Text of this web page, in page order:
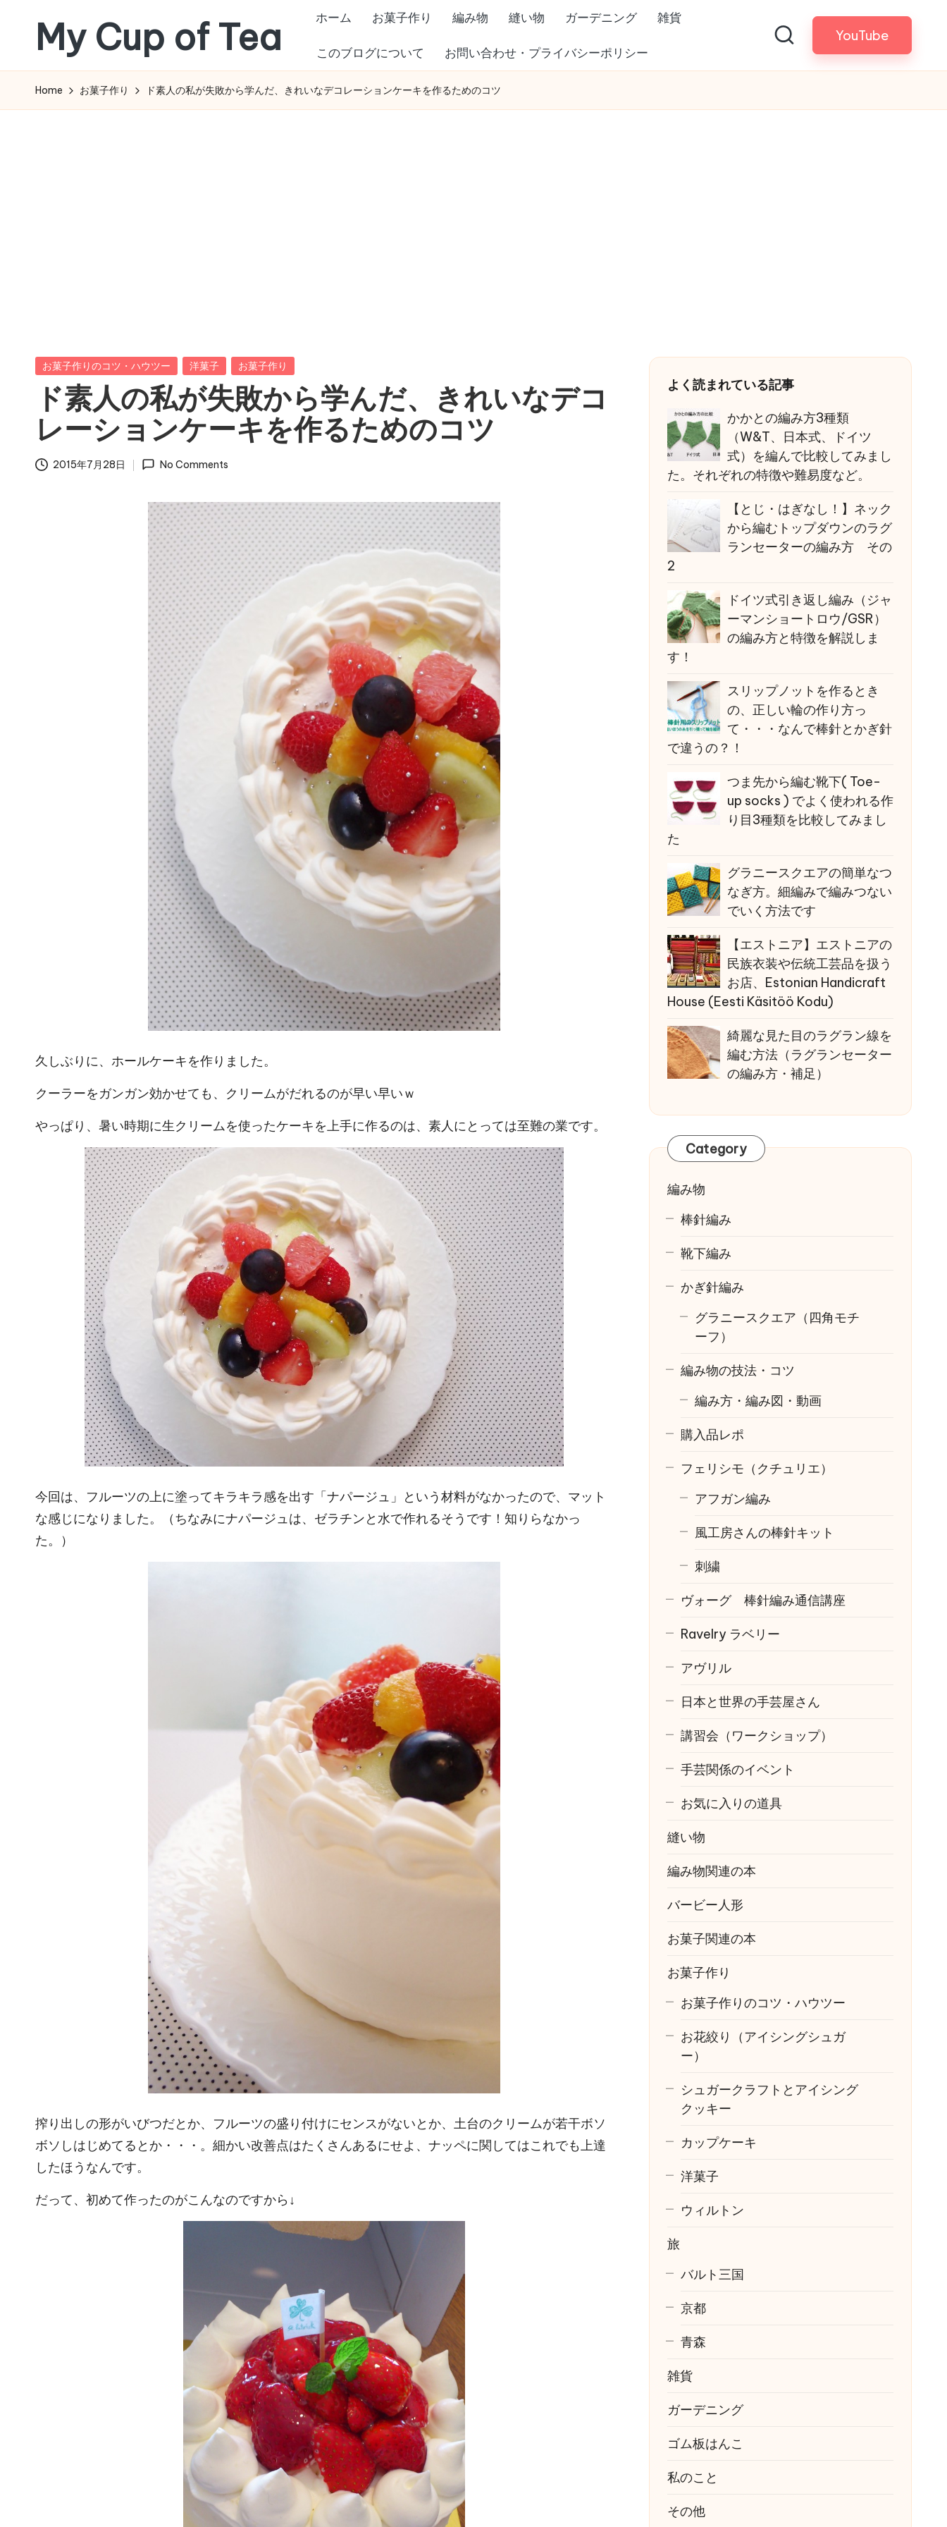
content
My Cup of Tea ホーム お菓子作り 編み物 縫い物 ガーデニング 雑貨
このブログについて お問い合わせ・プライバシーポリシー
YouTube
Home お菓子作り ド素人の私が失敗から学んだ、きれいなデコレーションケーキを作るためのコツ
Posted
お菓子作りのコツ・ハウツー 洋菓子 お菓子作り
ド素人の私が失敗から学んだ、きれいなデコ
レーションケーキを作るためのコツ
2015年7月28日 No Comments
久しぶりに、ホールケーキを作りました。
クーラーをガンガン効かせても、クリームがだれるのが早い早いｗ
やっぱり、暑い時期に生クリームを使ったケーキを上手に作るのは、素人にとっては至難の業です。
今回は、フルーツの上に塗ってキラキラ感を出す「ナパージュ」という材料がなかったので、マット
な感じになりました。（ちなみにナパージュは、ゼラチンと水で作れるそうです！知りらなかっ
た。）
搾り出しの形がいびつだとか、フルーツの盛り付けにセンスがないとか、土台のクリームが若干ボソ
ボソしはじめてるとか・・・。細かい改善点はたくさんあるにせよ、ナッペに関してはこれでも上達
したほうなんです。
だって、初めて作ったのがこんなのですから↓
よく読まれている記事
かかとの編み方3種類
（W&T、日本式、ドイツ
式）を編んで比較してみまし
た。それぞれの特徴や難易度など。
【とじ・はぎなし！】ネック
から編むトップダウンのラグ
ランセーターの編み方 その
2
ドイツ式引き返し編み（ジャ
ーマンショートロウ/GSR）
の編み方と特徴を解説しま
す！
スリップノットを作るとき
の、正しい輪の作り方っ
て・・・なんで棒針とかぎ針
で違うの？！
つま先から編む靴下( Toe-
up socks ) でよく使われる作
り目3種類を比較してみまし
た
グラニースクエアの簡単なつ
なぎ方。細編みで編みつない
でいく方法です
【エストニア】エストニアの
民族衣装や伝統工芸品を扱う
お店、Estonian Handicraft
House (Eesti Käsitöö Kodu)
綺麗な見た目のラグラン線を
編む方法（ラグランセーター
の編み方・補足）
Category
編み物
棒針編み
靴下編み
かぎ針編み
グラニースクエア（四角モチ
ーフ）
編み物の技法・コツ
編み方・編み図・動画
購入品レポ
フェリシモ（クチュリエ）
アフガン編み
風工房さんの棒針キット
刺繍
ヴォーグ 棒針編み通信講座
Ravelry ラベリー
アヴリル
日本と世界の手芸屋さん
講習会（ワークショップ）
手芸関係のイベント
お気に入りの道具
縫い物
編み物関連の本
バービー人形
お菓子関連の本
お菓子作り
お菓子作りのコツ・ハウツー
お花絞り（アイシングシュガ
ー）
シュガークラフトとアイシング
クッキー
カップケーキ
洋菓子
ウィルトン
旅
バルト三国
京都
青森
雑貨
ガーデニング
ゴム板はんこ
私のこと
その他